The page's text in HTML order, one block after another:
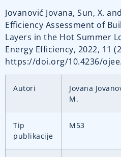
Jovanović Jovana, Sun, X.
Efficiency Assessment of
Layers in the Hot Summer
Energy Efficiency, 2022, 11
https://doi.org/10.4236/
Autori
Jovana
M.
Tip
publikacije
M53